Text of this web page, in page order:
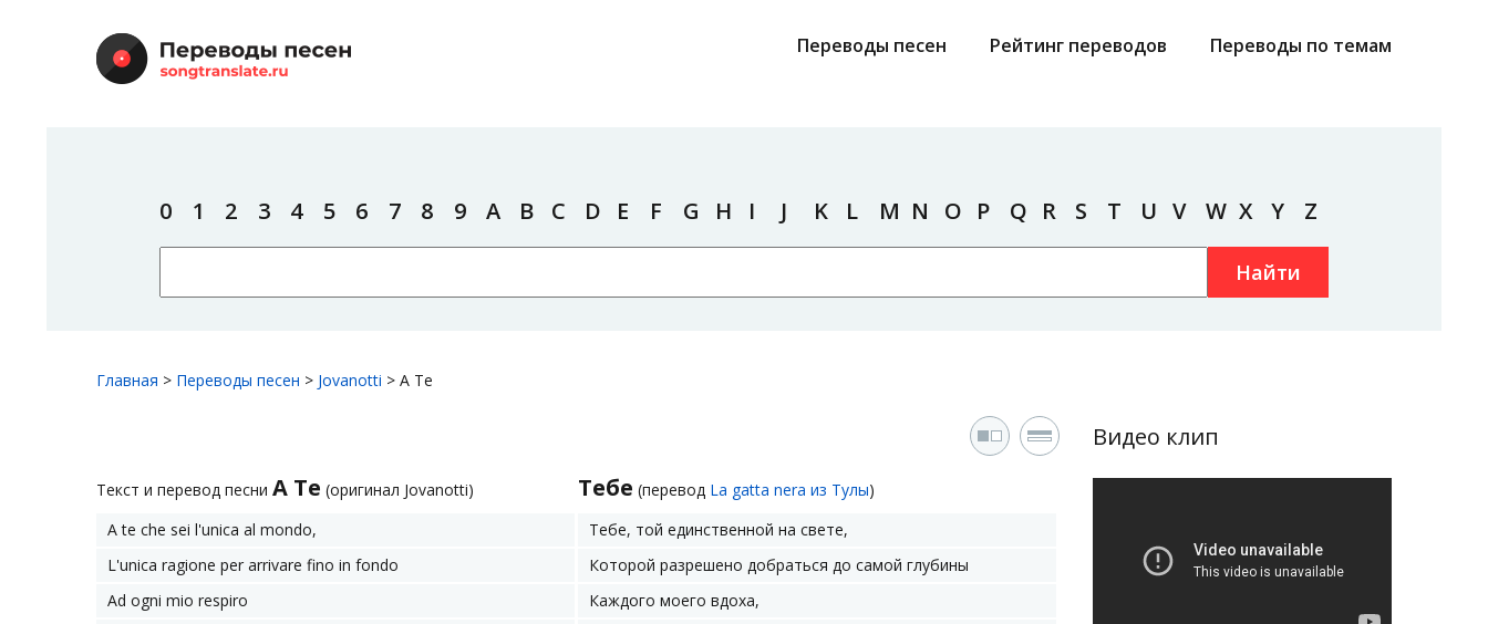
Переводы песен Рейтинг переводов Переводы по темам
0 1 2 3 4 5 6 7 8 9 A B C D E F G H I J K L M N O P Q R S T U V W X Y Z
Найти
Главная > Переводы песен > Jovanotti > A Te
Текст и перевод песни A Te (оригинал Jovanotti) Тебе (перевод La gatta nera из Тулы)
A te che sei l'unica al mondo,
Тебе, той единственной на свете,
L'unica ragione per arrivare fino in fondo
Которой разрешено добраться до самой глубины
Ad ogni mio respiro
Каждого моего вдоха,
Видео клип